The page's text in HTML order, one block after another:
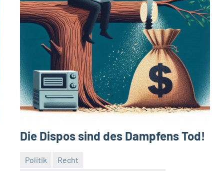
Die Dispos sind des Dampfens Tod!
Politik
Recht